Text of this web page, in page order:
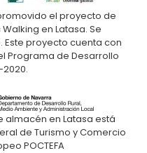
el proyecto de
en Latasa. Se
Este proyecto cuenta con
Programa de Desarrollo
2020.
almacén en Latasa está
de Turismo y Comercio
POCTEFA